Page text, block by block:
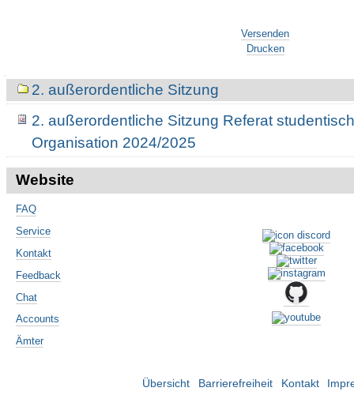
Versenden
Drucken
Navigation2. außerordentliche Sitzung
2. außerordentliche Sitzung Referat
Organisation 2024/2025
Website
FAQ
Service
Kontakt
Feedback
Chat
Accounts
Ämter
Übersicht Barrierefreiheit Kontakt